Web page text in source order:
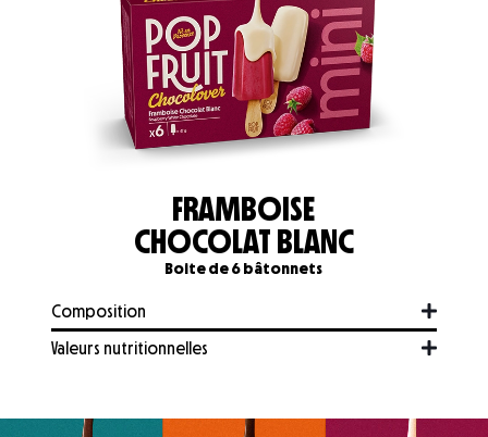
FRAMBOISE
CHOCOLAT BLANC
Boite de 6 bâtonnets
Composition
Valeurs nutritionnelles